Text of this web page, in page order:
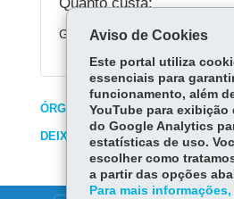
Gratuito.
ÓRGÃO RESPONSÁVEL
DEIXE SUA OPINIÃO
Aviso de Cookies
Este portal utiliza
essenciais para
funcionamento, além
YouTube para exibição
do Google Analytics
estatísticas de uso.
escolher como
a partir das opções
Para mais